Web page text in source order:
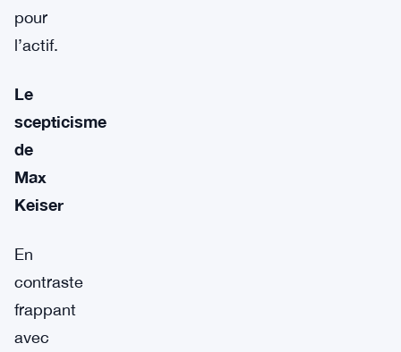
pour
l’actif.
Le
scepticisme
de
Max
Keiser
En
contraste
frappant
avec